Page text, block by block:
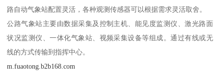
路自动气象站配置灵活，各种观测传感器可以根据需求灵活取舍。
公路气象站主要由数据采集及控制主机、能见度监测仪、激光路面
状况监测仪、一体化气象站、视频采集设备等组成。通过有线或无
线的方式传输到指挥中心。
m.fuaotong.b2b168.com